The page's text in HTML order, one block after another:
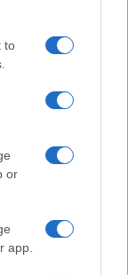
to
or
app.